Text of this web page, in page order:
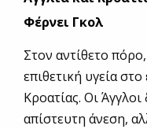
Φέρνει Γκολ
Στον αντίθετο
επιθετική υγεία
Κροατίας. Οι
απίστευτη άνεση,